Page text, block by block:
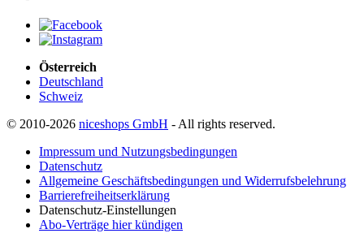
Österreich
Deutschland
Schweiz
© 2010-2026 niceshops GmbH - All rights reserved.
Impressum und Nutzungsbedingungen
Datenschutz
Allgemeine Geschäftsbedingungen und Widerrufsbelehrung
Barrierefreiheitserklärung
Datenschutz-Einstellungen
Abo-Verträge hier kündigen